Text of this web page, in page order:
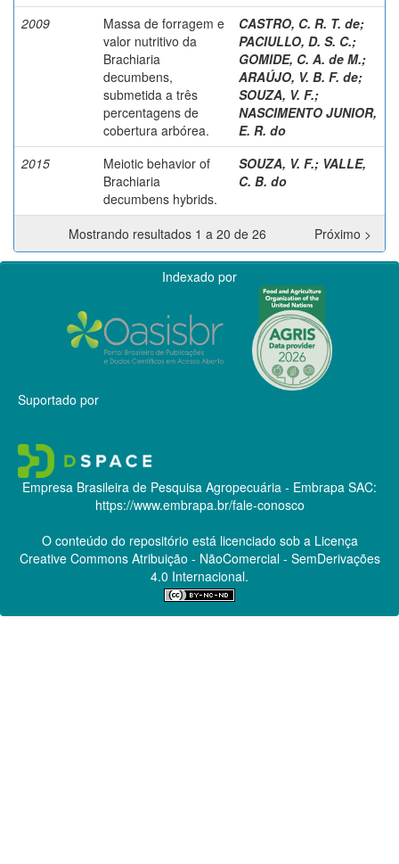
2009
Massa de forragem e
valor nutritivo da
Brachiaria
decumbens,
submetida a três
percentagens de
cobertura arbórea.
CASTRO, C. R. T. de;
PACIULLO, D. S. C.;
GOMIDE, C. A. de M.;
ARAÚJO, V. B. F. de;
SOUZA, V. F.;
NASCIMENTO JUNIOR,
E. R. do
2015
Meiotic behavior of
Brachiaria
decumbens hybrids.
SOUZA, V. F.; VALLE,
C. B. do
Mostrando resultados 1 a 20 de 26 Próximo >
Indexado por
Suportado por
Empresa Brasileira de Pesquisa Agropecuária - Embrapa SAC:
https://www.embrapa.br/fale-conosco
O conteúdo do repositório está licenciado sob a Licença
Creative CommonsAtribuição - NãoComercial - SemDerivações
4.0 Internacional.